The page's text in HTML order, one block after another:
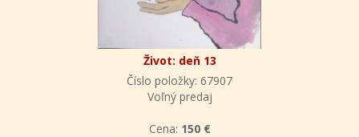
Život: deň 13
Číslo položky: 67907
Voľný predaj
Cena: 150 €